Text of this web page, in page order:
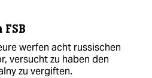
werfen acht russischen
versucht zu haben den
zu vergiften.